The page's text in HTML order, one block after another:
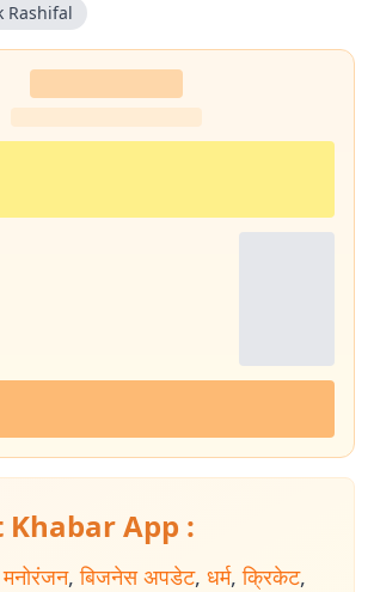
Rashifal
App :
मनोरंजन, बिजनेस अपडेट, धर्म, क्रिकेट,